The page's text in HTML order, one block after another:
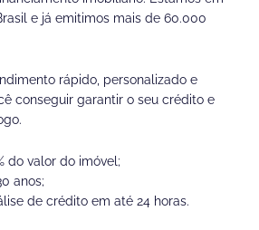
e já emitimos mais de 60.000
rápido, personalizado e
conseguir garantir o seu crédito e
do valor do imóvel;
anos;
de crédito em até 24 horas.